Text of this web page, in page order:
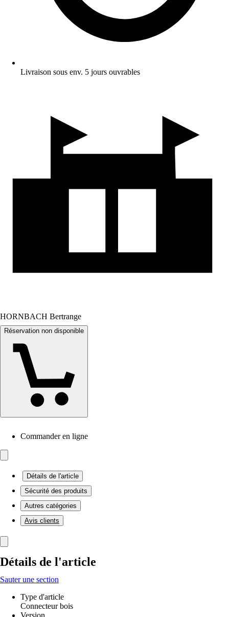
Livraison sous env. 5 jours ouvrables
HORNBACH Bertrange
Réservation non disponible
Commander en ligne
Détails de l'article
Sécurité des produits
Autres catégories
Avis clients
Détails de l'article
Sauter une section
Type d'article
Connecteur bois
Version